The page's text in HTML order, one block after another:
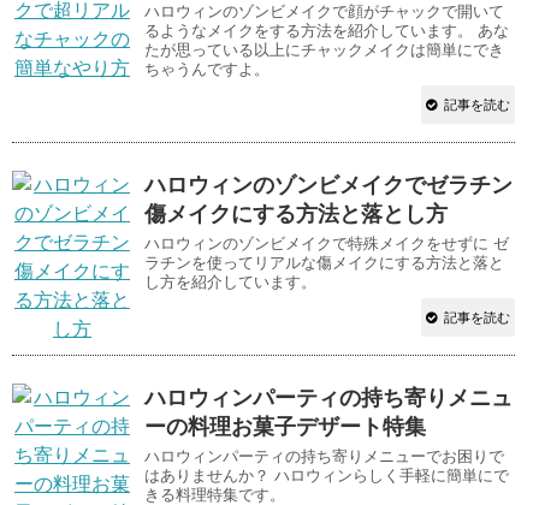
ハロウィンのゾンビメイクで顔がチャックで開いて
るようなメイクをする方法を紹介しています。 あな
たが思っている以上にチャックメイクは簡単にでき
ちゃうんですよ。
記事を読む
ハロウィンのゾンビメイクでゼラチン
傷メイクにする方法と落とし方
ハロウィンのゾンビメイクで特殊メイクをせずに ゼ
ラチンを使ってリアルな傷メイクにする方法と落と
し方を紹介しています。
記事を読む
ハロウィンパーティの持ち寄りメニュ
ーの料理お菓子デザート特集
ハロウィンパーティの持ち寄りメニューでお困りで
はありませんか？ ハロウィンらしく手軽に簡単にで
きる料理特集です。